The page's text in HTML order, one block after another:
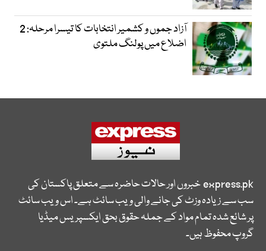
آزاد جموں و کشمیر انتخابات کا تیسرا مرحلہ: 2
اضلاع میں پولنگ ملتوی
express.pkخبروں اور حالات حاضرہ سے متعلق پاکستان کی
سب سے زیادہ وزٹ کی جانے والی ویب سائٹ ہے۔ اس ویب سائٹ
پر شائع شدہ تمام مواد کے جملہ حقوق بحق ایکسپریس میڈیا
گروپ محفوظ ہیں۔